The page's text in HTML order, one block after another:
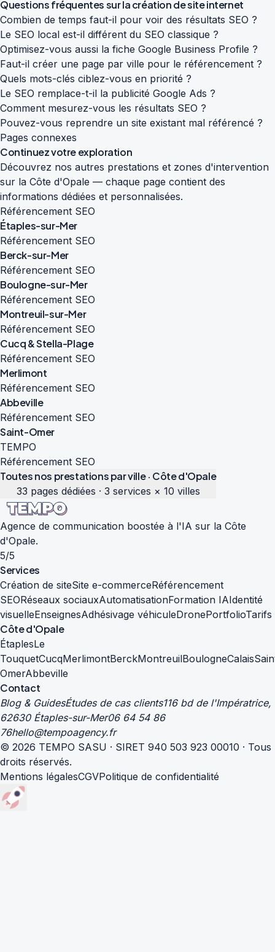
Questions fréquentes sur lacréation de site internet
Combien de temps faut-il pour voir des résultats SEO ?
Le SEO local est-il différent du SEO classique ?
Optimisez-vous aussi la fiche Google Business Profile ?
Faut-il créer une page par ville pour le référencement ?
Quels mots-clés ciblez-vous en priorité ?
Le SEO remplace-t-il la publicité Google Ads ?
Comment mesurez-vous les résultats SEO ?
Pouvez-vous reprendre un site existant mal référencé ?
Pages connexes
Continuez votre exploration
Découvrez nos autres prestations et zones d'intervention
sur la Côte d'Opale — chaque page contient des
informations dédiées et personnalisées.
Référencement SEO
Étaples-sur-Mer
Référencement SEO
Berck-sur-Mer
Référencement SEO
Boulogne-sur-Mer
Référencement SEO
Montreuil-sur-Mer
Référencement SEO
Cucq & Stella-Plage
Référencement SEO
Merlimont
Référencement SEO
Abbeville
Référencement SEO
Saint-Omer
TEMPO
Référencement SEO
Toutes nos prestations par ville · Côte d'Opale
33 pages dédiées · 3 services × 10 villes
Agence de communication boostée à l'IA sur la Côte
d'Opale.
5/5
Services
Création de siteSite e-commerceRéférencement
SEORéseaux sociauxAutomatisationFormation IAIdentité
visuelleEnseignesAdhésivage véhiculeDronePortfolioTarifs
Côte d'Opale
ÉtaplesLe
TouquetCucqMerlimontBerckMontreuilBoulogneCalais
OmerAbbeville
Contact
Blog & GuidesÉtudes de cas clients116 bd de l'Impératrice,
62630 Étaples-sur-Mer06 64 54 86
76hello@tempoagency.fr
© 2026 TEMPO SASU · SIRET 940 503 923 00010 · Tous
droits réservés.
Mentions légalesCGVPolitique de confidentialité